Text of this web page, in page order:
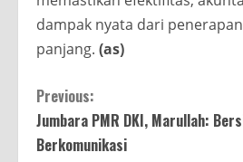
dampak nyata dari
panjang. (as)
Continue
Reading
Previous:
Jumbara PMR DKI, Marullah:
Berkomunikasi